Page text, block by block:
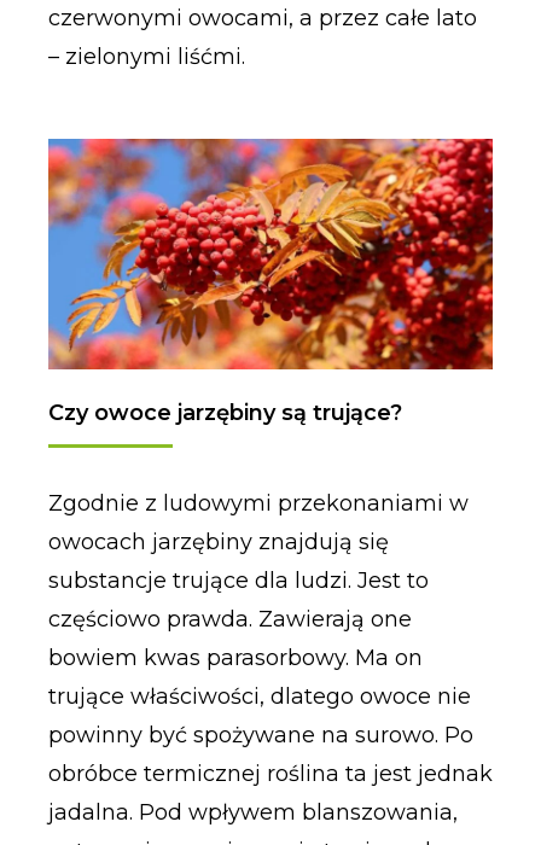
czerwonymi owocami, a przez całe lato
– zielonymi liśćmi.
Czy owoce jarzębiny są trujące?
Zgodnie z ludowymi przekonaniami w
owocach jarzębiny znajdują się
substancje trujące dla ludzi. Jest to
częściowo prawda. Zawierają one
bowiem kwas parasorbowy. Ma on
trujące właściwości, dlatego owoce nie
powinny być spożywane na surowo. Po
obróbce termicznej roślina ta jest jednak
jadalna. Pod wpływem blanszowania,